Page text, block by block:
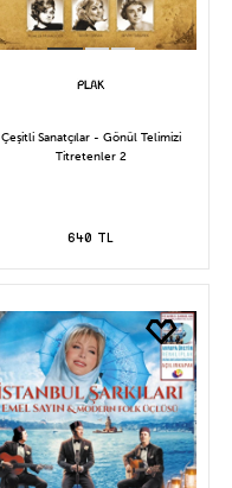
Çeşitli Sanatçılar - Gönül Telimizi
Titretenler 2
640 TL